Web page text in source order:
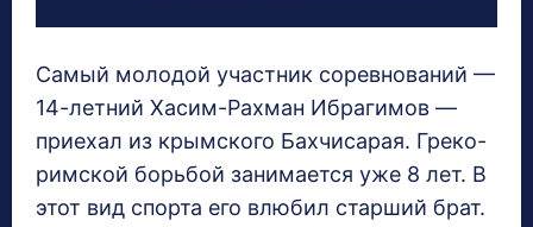
Самый молодой участник соревнований —
14-летний Хасим-Рахман Ибрагимов —
приехал из крымского Бахчисарая. Греко-
римской борьбой занимается уже 8 лет. В
этот вид спорта его влюбил старший брат.